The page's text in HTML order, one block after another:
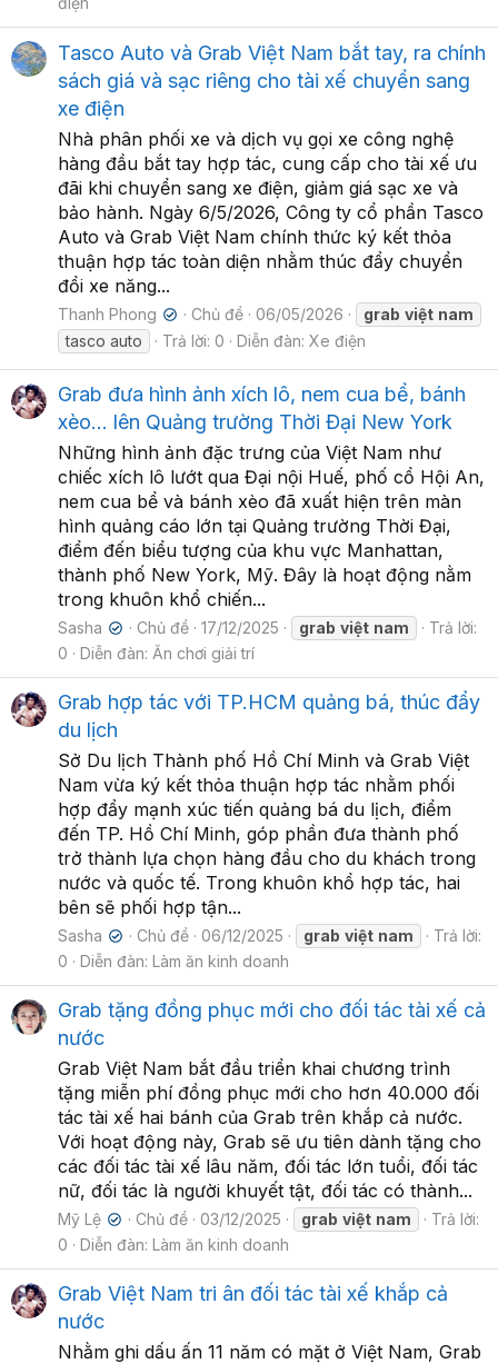
Tasco Auto và Grab Việt Nam bắt tay, ra chính
sách giá và sạc riêng cho tài xế chuyển sang
xe điện
Nhà phân phối xe và dịch vụ gọi xe công nghệ
hàng đầu bắt tay hợp tác, cung cấp cho tài xế ưu
đãi khi chuyển sang xe điện, giảm giá sạc xe và
bảo hành. Ngày 6/5/2026, Công ty cổ phần Tasco
Auto và Grab Việt Nam chính thức ký kết thỏa
thuận hợp tác toàn diện nhằm thúc đẩy chuyển
đổi xe năng...
Thanh Phong ✔ Chủ đề 06/05/2026 grab việt nam
tasco auto
Trả lời: 0 Diễn đàn: Xe điện
Grab đưa hình ảnh xích lô, nem cua bể, bánh
xèo… lên Quảng trường Thời Đại New York
Những hình ảnh đặc trưng của Việt Nam như
chiếc xích lô lướt qua Đại nội Huế, phố cổ Hội An,
nem cua bể và bánh xèo đã xuất hiện trên màn
hình quảng cáo lớn tại Quảng trường Thời Đại,
điểm đến biểu tượng của khu vực Manhattan,
thành phố New York, Mỹ. Đây là hoạt động nằm
trong khuôn khổ chiến...
Sasha ✔ Chủ đề 17/12/2025 grab việt nam
Trả lời:
0
Diễn đàn: Ăn chơi giải trí
Grab hợp tác với TP.HCM quảng bá, thúc đẩy
du lịch
Sở Du lịch Thành phố Hồ Chí Minh và Grab Việt
Nam vừa ký kết thỏa thuận hợp tác nhằm phối
hợp đẩy mạnh xúc tiến quảng bá du lịch, điểm
đến TP. Hồ Chí Minh, góp phần đưa thành phố
trở thành lựa chọn hàng đầu cho du khách trong
nước và quốc tế. Trong khuôn khổ hợp tác, hai
bên sẽ phối hợp tận...
Sasha ✔ Chủ đề 06/12/2025 grab việt nam
Trả lời:
0
Diễn đàn: Làm ăn kinh doanh
Grab tặng đồng phục mới cho đối tác tài xế cả
nước
Grab Việt Nam bắt đầu triển khai chương trình
tặng miễn phí đồng phục mới cho hơn 40.000 đối
tác tài xế hai bánh của Grab trên khắp cả nước.
Với hoạt động này, Grab sẽ ưu tiên dành tặng cho
các đối tác tài xế lâu năm, đối tác lớn tuổi, đối tác
nữ, đối tác là người khuyết tật, đối tác có thành...
Mỹ Lệ ✔ Chủ đề 03/12/2025 grab việt nam
Trả lời:
0
Diễn đàn: Làm ăn kinh doanh
Grab Việt Nam tri ân đối tác tài xế khắp cả
nước
Nhằm ghi dấu ấn 11 năm có mặt ở Việt Nam, Grab